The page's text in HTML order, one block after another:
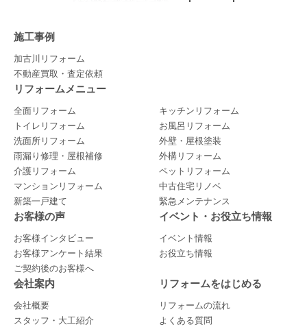
施工事例
加古川リフォーム
不動産買取・査定依頼
リフォームメニュー
全面リフォーム
キッチンリフォーム
トイレリフォーム
お風呂リフォーム
洗面所リフォーム
外壁・屋根塗装
雨漏り修理・屋根補修
外構リフォーム
介護リフォーム
ペットリフォーム
マンションリフォーム
中古住宅リノベ
新築一戸建て
緊急メンテナンス
お客様の声
お客様インタビュー
お客様アンケート結果
ご契約後のお客様へ
イベント・お役立ち情報
イベント情報
お役立ち情報
会社案内
会社概要
スタッフ・大工紹介
リフォームをはじめる
リフォームの流れ
よくある質問